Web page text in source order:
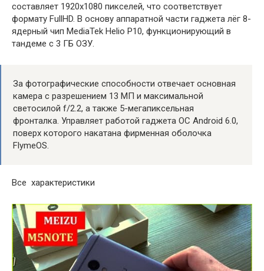
составляет 1920х1080 пикселей, что соответствует
формату FullHD. В основу аппаратной части гаджета лёг 8-
ядерный чип MediaTek Helio P10, функционирующий в
тандеме с 3 ГБ ОЗУ.
За фотографические способности отвечает основная
камера с разрешением 13 МП и максимальной
светосилой f/2.2, а также 5-мегапиксельная
фронталка. Управляет работой гаджета ОС Android 6.0,
поверх которого накатана фирменная оболочка
FlymeOS.
Все характеристики